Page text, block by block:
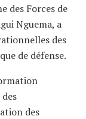
des Forces de
Nguema, a
des
de défense.
des